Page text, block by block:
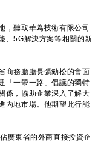
聽取華為技術有限公司
、5G解決方案等相關的新
務廳廳長張勁松的會面
「一帶一路」倡議的獨特
係，協助企業深入了解大
內地市場。他期望此行能
東省的外商直接投資企